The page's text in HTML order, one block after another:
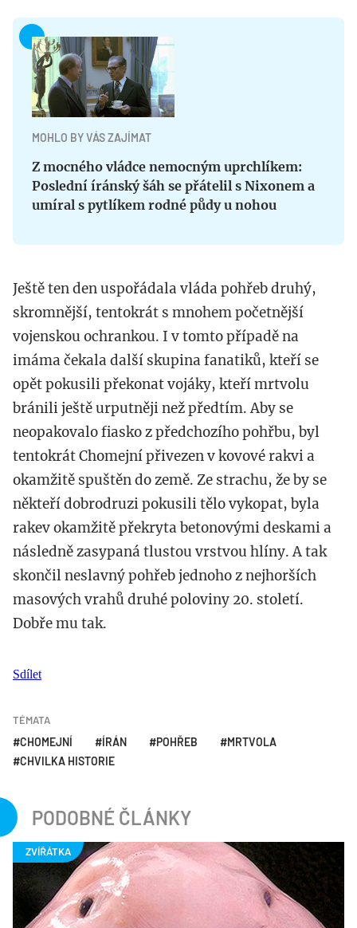
MOHLO BY VÁS ZAJÍMAT
Z mocného vládce nemocným uprchlíkem:
Poslední íránský šáh se přátelil s Nixonem a
umíral s pytlíkem rodné půdy u nohou
Ještě ten den uspořádala vláda pohřeb druhý,
skromnější, tentokrát s mnohem početnější
vojenskou ochrankou. I v tomto případě na
imáma čekala další skupina fanatiků, kteří se
opět pokusili překonat vojáky, kteří mrtvolu
bránili ještě urputněji než předtím. Aby se
neopakovalo fiasko z předchozího pohřbu, byl
tentokrát Chomejní přivezen v kovové rakvi a
okamžitě spuštěn do země. Ze strachu, že by se
někteří dobrodruzi pokusili tělo vykopat, byla
rakev okamžitě překryta betonovými deskami a
následně zasypaná tlustou vrstvou hlíny. A tak
skončil neslavný pohřeb jednoho z nejhorších
masových vrahů druhé poloviny 20. století.
Dobře mu tak.
Sdílet
TÉMATA
CHOMEJNÍ ÍRÁN POHŘEB
MRTVOLA
CHVILKA HISTORIE
PODOBNÉ ČLÁNKY